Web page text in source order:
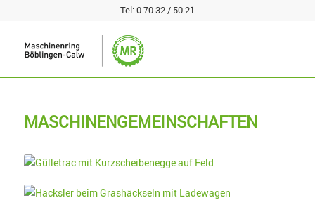
Tel:0 70 32 / 50 21
MASCHINENGEMEINSCHAFTEN